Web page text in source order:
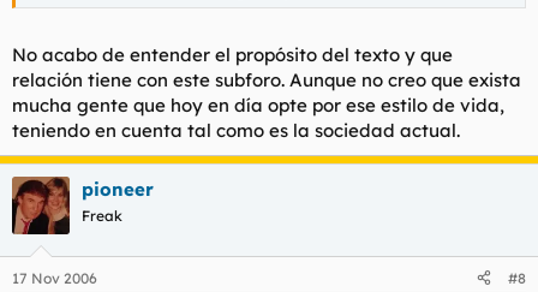
No acabo de entender el propósito del texto y que
relación tiene con este subforo. Aunque no creo que exista
mucha gente que hoy en día opte por ese estilo de vida,
teniendo en cuenta tal como es la sociedad actual.
pioneer
Freak
17 Nov 2006 #8